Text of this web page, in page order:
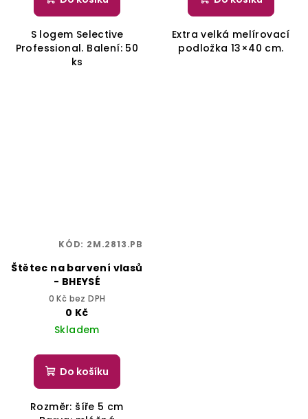
S logem Selective
Professional. Balení: 50
ks
Extra velká melírovací
podložka 13×40 cm.
Štětec na barvení vlasů
- BHEYSÉ
0 Kč bez DPH
0 Kč
Skladem
Do košíku
Rozměr: šíře 5 cm
KÓD: 2M.2813.PB